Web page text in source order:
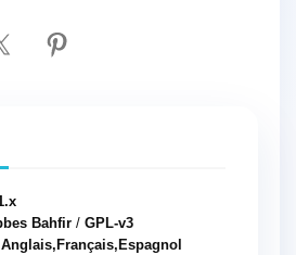
Bahfir / GPL-v3
Anglais,Français,Espagnol